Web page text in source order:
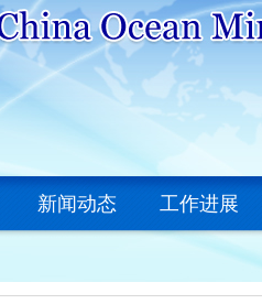
新闻动态 工作进展